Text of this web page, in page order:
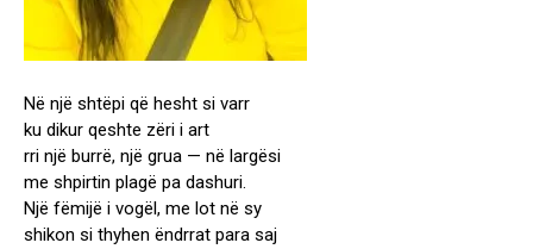
Në një shtëpi që hesht si varr
ku dikur qeshte zëri i art
rri një burrë, një grua — në largësi
me shpirtin plagë pa dashuri.
Një fëmijë i vogël, me lot në sy
shikon si thyhen ëndrrat para saj